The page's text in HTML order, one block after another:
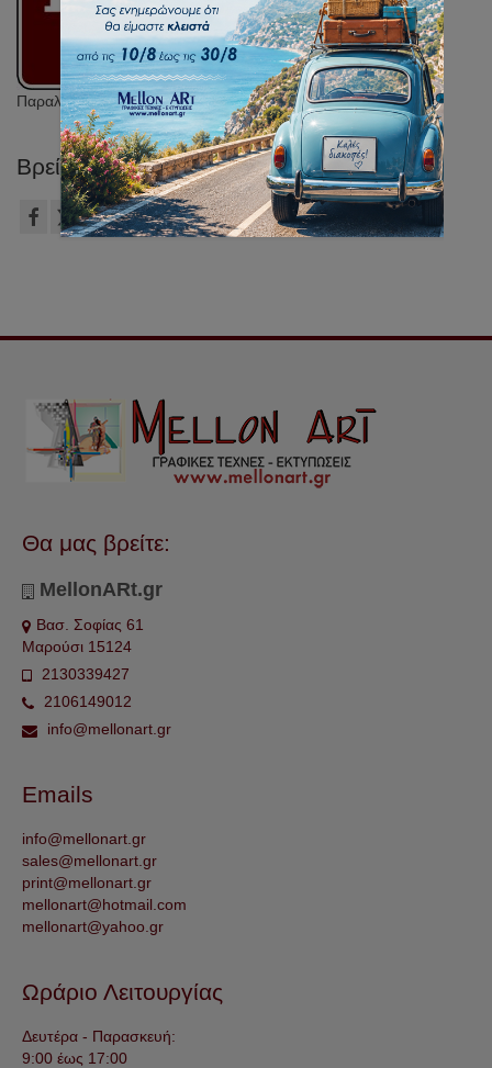
Παραλαβή - Παράδοση σε όλη την Ελλάδα
Βρείτε μας στο WEB
Θα μας βρείτε:
MellonARt.gr
Βασ. Σοφίας 61
Μαρούσι 15124
2130339427
2106149012
info@mellonart.gr
Emails
info@mellonart.gr
sales@mellonart.gr
print@mellonart.gr
mellonart@hotmail.com
mellonart@yahoo.gr
Ωράριο Λειτουργίας
Δευτέρα - Παρασκευή:
9:00 έως 17:00